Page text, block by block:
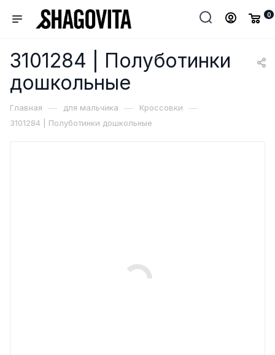
0
3101284 | Полуботинки
дошкольные
Главная — для мальчика — Кроссовки —
3101284 | Полуботинки дошкольные